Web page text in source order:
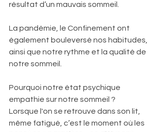
résultat d’un mauvais sommeil.
La pandémie, le Confinement ont
également bouleversé nos habitudes,
ainsi que notre rythme et la qualité de
notre sommeil.
Pourquoi notre état psychique
empathie sur notre sommeil ?
Lorsque l'on se retrouve dans son lit,
même fatigué, c’est le moment où les